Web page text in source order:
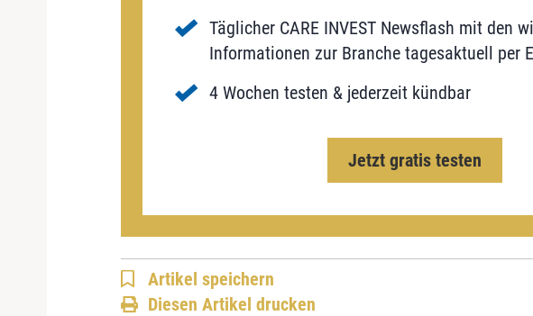
Täglicher CARE INVEST Newsflash mit den
Informationen zur Branche tagesaktuell per
4 Wochen testen & jederzeit kündbar
Jetzt gratis testen
Artikel speichern
Diesen Artikel drucken